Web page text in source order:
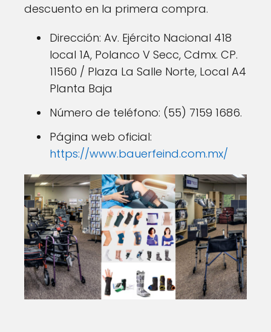
descuento en la primera compra.
Dirección: Av. Ejército Nacional 418
local 1A, Polanco V Secc, Cdmx. CP.
11560 / Plaza La Salle Norte, Local A4
Planta Baja
Número de teléfono: (55) 7159 1686.
Página web oficial:
https://www.bauerfeind.com.mx/